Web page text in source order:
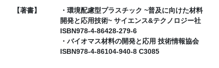
【著書】
・環境配慮型プラスチック ~普及に向けた材料
開発と応用技術~ サイエンス&テクノロジー社
ISBN978-4-86428-279-6
・バイオマス材料の開発と応用 技術情報協会
ISBN978-4-86104-940-8 C3085